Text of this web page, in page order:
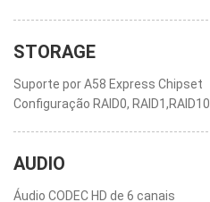
STORAGE
Suporte por A58 Express Chipset
Configuração RAID0, RAID1,RAID10
AUDIO
Áudio CODEC HD de 6 canais